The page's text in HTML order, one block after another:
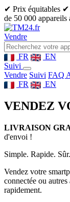
✔ Prix équitables ✔
de 50 000 appareils
Vendre
FR
EN
Suivi
Vendre Suivi FAQ
FR
EN
VENDEZ
LIVRAISON
d'envoi !
Simple. Rapide. Sûr.
Vendez votre
connectée ou
rapidement.